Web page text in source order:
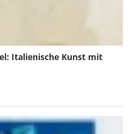
Italienische Kunst mit